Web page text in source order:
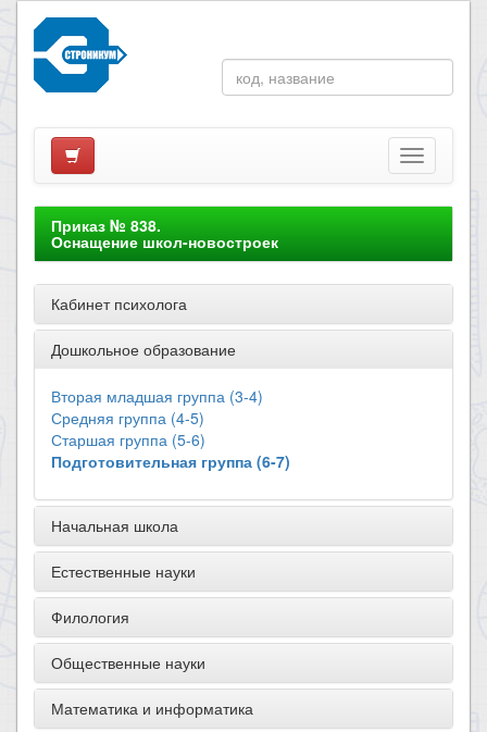
Приказ № 838.
Оснащение школ-новостроек
Кабинет психолога
Дошкольное образование
Вторая младшая группа (3-4)
Средняя группа (4-5)
Старшая группа (5-6)
Подготовительная группа (6-7)
Начальная школа
Естественные науки
Филология
Общественные науки
Математика и информатика